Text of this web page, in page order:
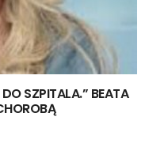
SZPITALA.” BEATA